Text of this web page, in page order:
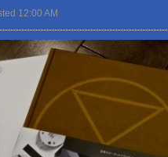
12:00 AM